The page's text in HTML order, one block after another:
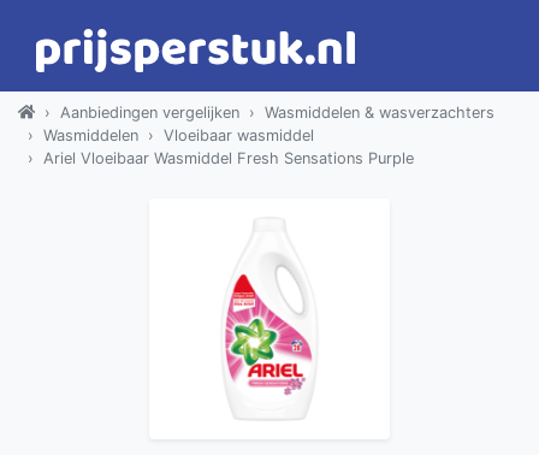
Aanbiedingen vergelijken
Wasmiddelen & wasverzachters
Wasmiddelen
Vloeibaar wasmiddel
Ariel Vloeibaar Wasmiddel Fresh Sensations Purple